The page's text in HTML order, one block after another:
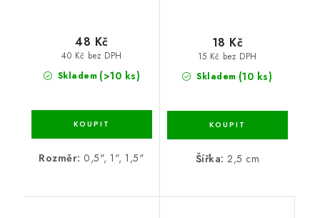
Skladem (>10 ks)
40 Kč bez DPH
48 Kč
Rozměr: 0,5", 1", 1,5"
Skladem (10 ks)
15 Kč bez DPH
18 Kč
Šířka: 2,5 cm